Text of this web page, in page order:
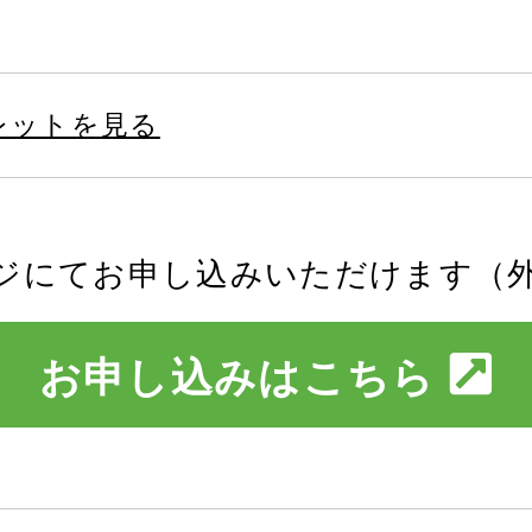
トを見る
にてお申し込みいただけます（
お申し込みはこちら